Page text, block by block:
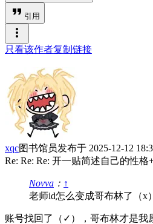
format_quote 引用
more_vert
只看该作者复制链接
xqc图书馆员发布于 2025-12-12
Re: Re: Re: 开一贴简述自己的性
Novva ： ↑
老师id怎么变成哥布林了（x）
账号找回了（✓），哥布林才是我